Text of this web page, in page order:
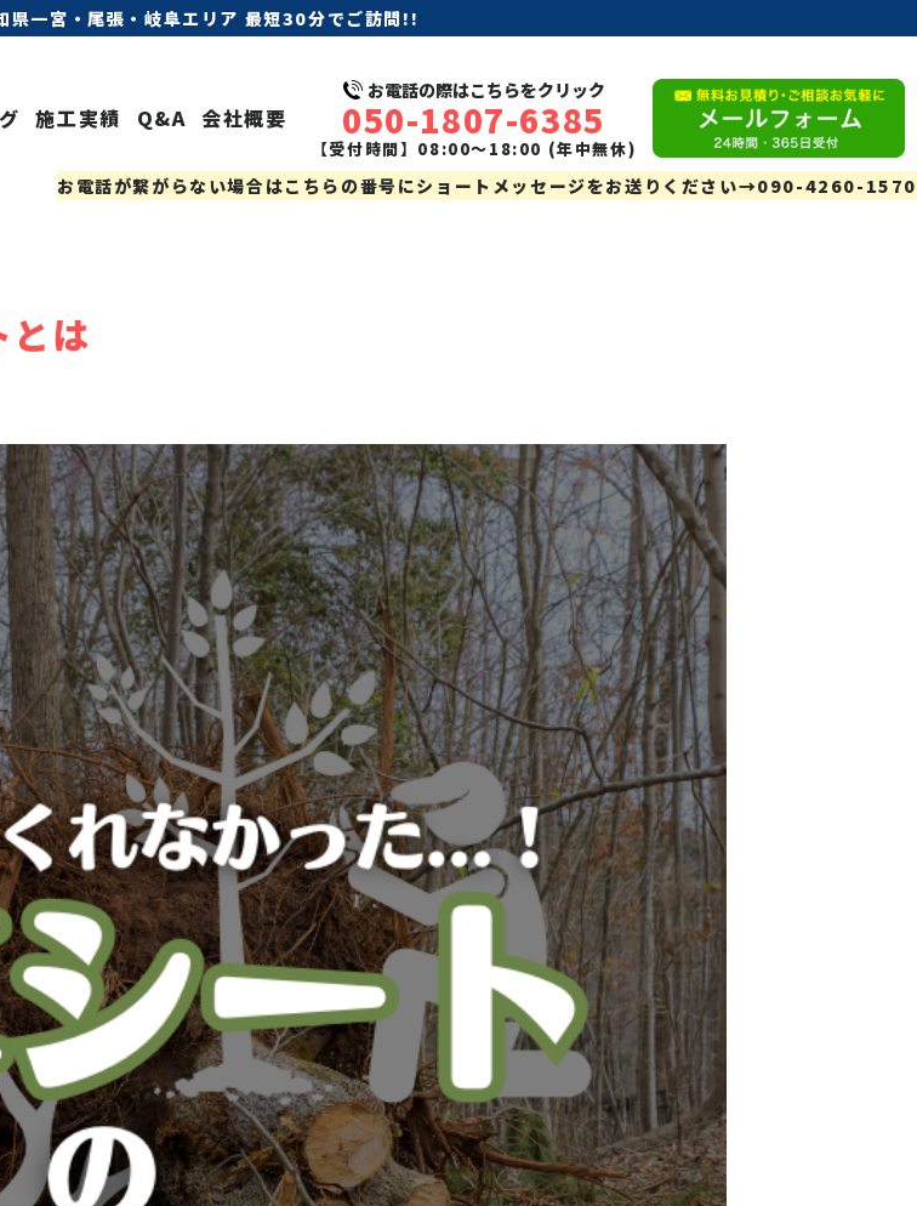
県一宮・尾張・岐阜エリア 最短30分でご訪問!!
施工実績 Q&A 会社概要
お電話の際はこちらをクリック
050-1807-6385
【受付時間】08:00〜18:00 (年中無休)
お電話が繋がらない場合はこちらの番号にショートメッセージをお送りください→090-4260-1570
とは